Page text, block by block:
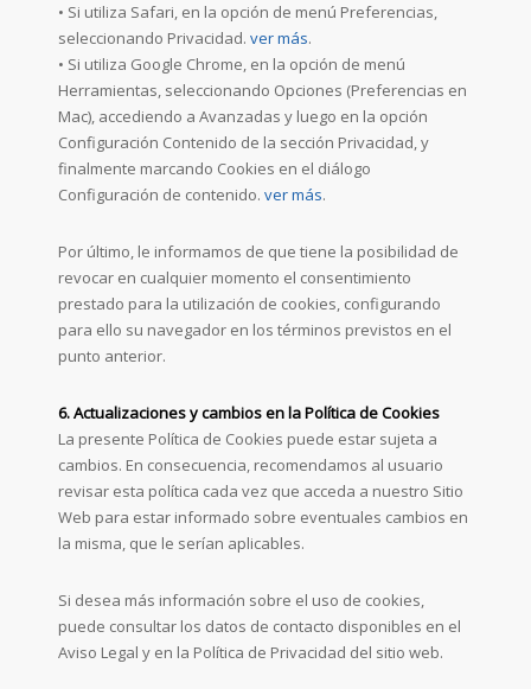
• Si utiliza Safari, en la opción de menú Preferencias,
seleccionando Privacidad. ver más.
• Si utiliza Google Chrome, en la opción de menú
Herramientas, seleccionando Opciones (Preferencias en
Mac), accediendo a Avanzadas y luego en la opción
Configuración Contenido de la sección Privacidad, y
finalmente marcando Cookies en el diálogo
Configuración de contenido. ver más.
Por último, le informamos de que tiene la posibilidad de
revocar en cualquier momento el consentimiento
prestado para la utilización de cookies, configurando
para ello su navegador en los términos previstos en el
punto anterior.
6. Actualizaciones y cambios en la Política de Cookies
La presente Política de Cookies puede estar sujeta a
cambios. En consecuencia, recomendamos al usuario
revisar esta política cada vez que acceda a nuestro Sitio
Web para estar informado sobre eventuales cambios en
la misma, que le serían aplicables.
Si desea más información sobre el uso de cookies,
puede consultar los datos de contacto disponibles en el
Aviso Legal y en la Política de Privacidad del sitio web.